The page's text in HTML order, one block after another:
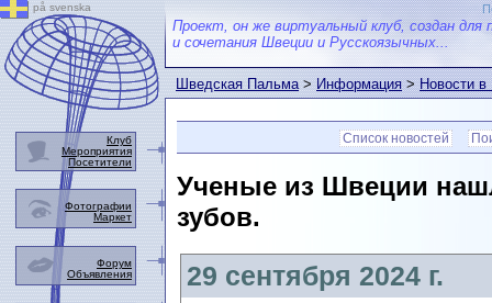
Проект, он же виртуальный клуб, создан для
и сочетания Швеции и Русскоязычных...
Шведская Пальма>Информация>Новости
Список новостей
Ученые из Швеции
зубов.
29 сентября 2024 г.
på svenska
Клуб
Мероприятия
Посетители
Фотографии
Маркет
Форум
Объявления